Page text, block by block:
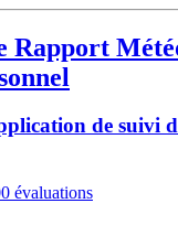
Rapport
de suivi
évaluations